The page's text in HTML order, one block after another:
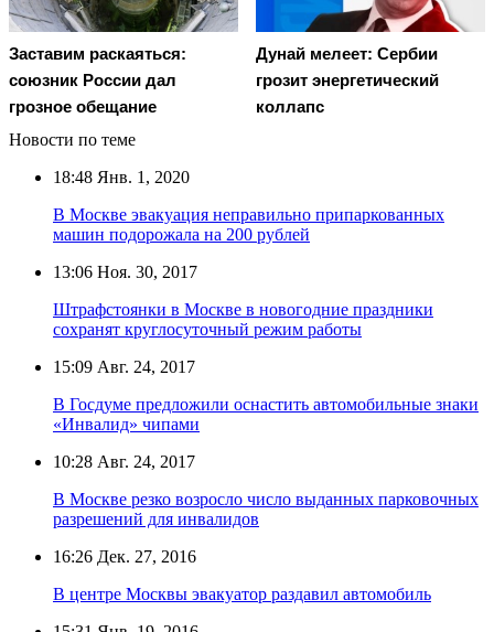
Заставим раскаяться:
союзник России дал
грозное обещание
Дунай мелеет: Сербии
грозит энергетический
коллапс
Новости по теме
18:48 Янв. 1, 2020
В Москве эвакуация неправильно припаркованных
машин подорожала на 200 рублей
13:06 Ноя. 30, 2017
Штрафстоянки в Москве в новогодние праздники
сохранят круглосуточный режим работы
15:09 Авг. 24, 2017
В Госдуме предложили оснастить автомобильные знаки
«Инвалид» чипами
10:28 Авг. 24, 2017
В Москве резко возросло число выданных парковочных
разрешений для инвалидов
16:26 Дек. 27, 2016
В центре Москвы эвакуатор раздавил автомобиль